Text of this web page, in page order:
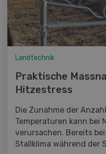
Landtechnik
Praktische
Hitzestress
Die Zunahme der
Temperaturen kann bei
verursachen. Bereits
Stallklima während der